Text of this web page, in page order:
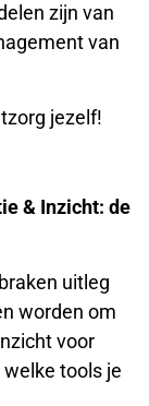
zijn van
van
jezelf!
& Inzicht: de
uitleg
worden om
voor
tools je